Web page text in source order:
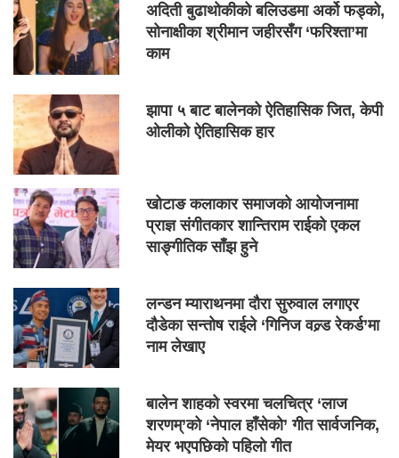
अदिती बुढाथोकीको बलिउडमा अर्को फड्को,
सोनाक्षीका श्रीमान जहीरसँग ‘फरिश्ता’मा
काम
झापा ५ बाट बालेनको ऐतिहासिक जित, केपी
ओलीको ऐतिहासिक हार
खोटाङ कलाकार समाजको आयोजनामा
प्राज्ञ संगीतकार शान्तिराम राईको एकल
साङ्गीतिक साँझ हुने
लन्डन म्याराथनमा दौरा सुरुवाल लगाएर
दौडेका सन्तोष राईले ‘गिनिज वल्र्ड रेकर्ड’मा
नाम लेखाए
बालेन शाहको स्वरमा चलचित्र ‘लाज
शरणम्’को ‘नेपाल हाँसेको’ गीत सार्वजनिक,
मेयर भएपछिको पहिलो गीत